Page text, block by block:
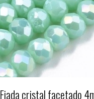
Fiada cristal facetado